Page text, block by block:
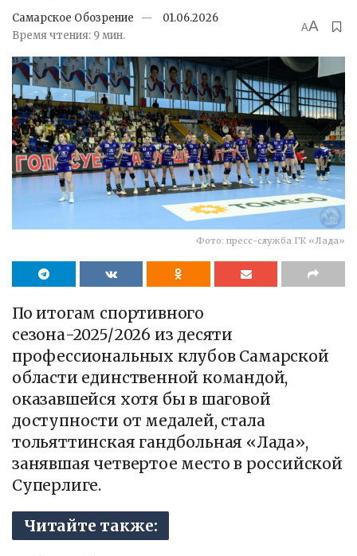
Самарское Обозрение
01.06.2026
Время чтения: 9 мин.
AA
Фото: пресс-служба ГК «Лада»
По итогам спортивного
сезона-2025/2026 из десяти
профессиональных клубов Самарской
области единственной командой,
оказавшейся хотя бы в шаговой
доступности от медалей, стала
тольяттинская гандбольная «Лада»,
занявшая четвертое место в российской
Суперлиге.
Читайте также: